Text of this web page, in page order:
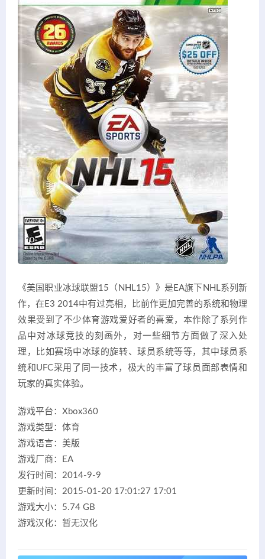
《美国职业冰球联盟15（NHL15）》是EA旗下NHL系列新
作，在E3 2014中有过亮相，比前作更加完善的系统和物理
效果受到了不少体育游戏爱好者的喜爱，本作除了系列作
品中对冰球竞技的刻画外，对一些细节方面做了深入处
理，比如赛场中冰球的旋转、球员系统等等，其中球员系
统和UFC采用了同一技术，极大的丰富了球员面部表情和
玩家的真实体验。
游戏平台：Xbox360
游戏类型：体育
游戏语言：美版
游戏厂商：EA
发行时间：2014-9-9
更新时间：2015-01-20 17:01:27 17:01
游戏大小：5.74 GB
游戏汉化：暂无汉化